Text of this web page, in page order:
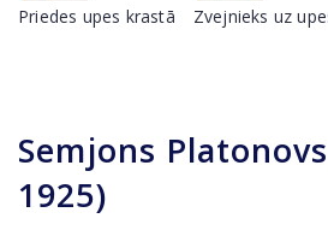
Priedes upes krastā Zvejnieks uz
Semjons
1925)